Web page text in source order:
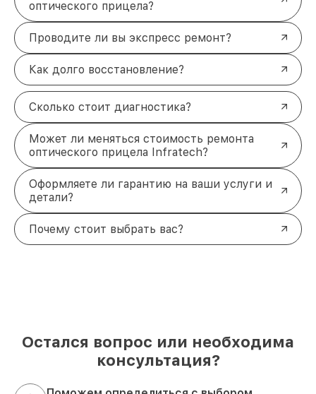
оптического прицела?
Проводите ли вы экспресс ремонт?
Как долго восстановление?
Сколько стоит диагностика?
Может ли меняться стоимость ремонта
оптического прицела Infratech?
Оформляете ли гарантию на ваши услуги и
детали?
Почему стоит выбрать вас?
Остался вопрос или необходима
консультация?